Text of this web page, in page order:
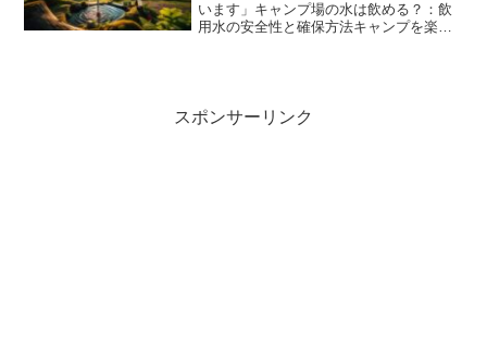
います」キャンプ場の水は飲める？：飲
用水の安全性と確保方法キャンプを楽し
スポンサーリンク